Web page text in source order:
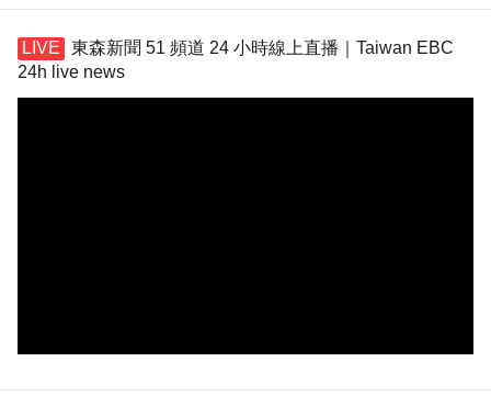
東森新聞 51 頻道 24 小時線上直播｜Taiwan EBC
24h live news